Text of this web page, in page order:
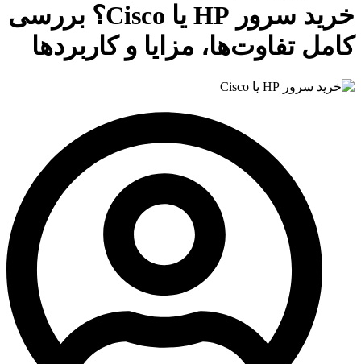
خرید سرور HP یا Cisco؟ بررسی
کامل تفاوت‌ها، مزایا و کاربردها